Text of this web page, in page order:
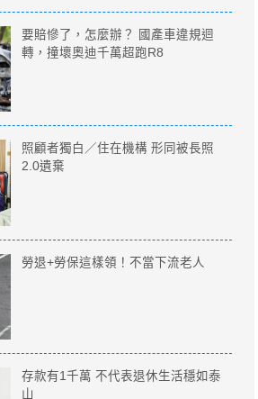
要賠慘了，怎麼辦？ 國產車違規迴
轉，撞壞奧迪千萬超跑R8
照顧者獨白／住在機構 形同被長照
2.0遺棄
勞退+勞保這樣領！不當下流老人
存款有1千萬 不代表退休生活穩如泰
山